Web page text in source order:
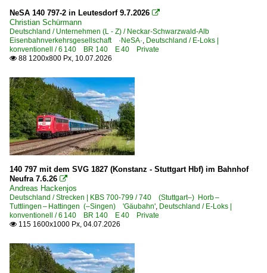
Bw Hanau
Bw Köln Bbf
Bw Linz am Rhein EVG
Bahndienstfahrzeuge
Bauzüge | sonstige
Gleisbaumaschinen und -kräne | sonstige
Wagen | auch Umbauten
Altenburg
Angersdorf
Anklam / MV
Barleben
Basel Bad Bf
2013
2014
2015
2016
2017
2018
2019
2020
2021
2022
2023
2025
2026
NeSA 140 797-2 in Leutesdorf 9.7.2026 
Christian Schürmann
Deutschland / Unternehmen (L - Z) / Neckar-Schwarzwald-Alb
Eisenbahnverkehrsgesellschaft ·NeSA·, Deutschland / E-Loks |
konventionell / 6 140 BR 140 E 40 Private
 88 1200x800 Px, 10.07.2026
140 797 mit dem SVG 1827 (Konstanz - Stuttgart Hbf) im Bahnhof
Neufra 7.6.26 
Andreas Hackenjos
Deutschland / Strecken | KBS 700-799 / 740 (Stuttgart–) Horb –
Tuttlingen – Hattingen (–Singen) 'Gäubahn', Deutschland / E-Loks |
konventionell / 6 140 BR 140 E 40 Private
 115 1600x1000 Px, 04.07.2026